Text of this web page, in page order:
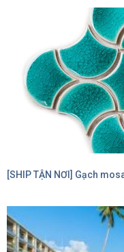
[SHIP TẬN NƠI] Gạch